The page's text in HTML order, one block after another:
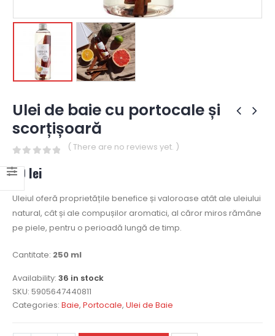
Ulei de baie cu portocale și
scorțișoară
( There are no reviews yet. )
50 lei
Uleiul oferă proprietățile benefice și valoroase atât ale uleiului
natural, cât și ale compușilor aromatici, al căror miros rămâne
pe piele, pentru o perioadă lungă de timp.
Cantitate: 250 ml
Availability: 36 in stock
SKU: 5905647440811
Categories: Baie, Portocale, Ulei de Baie